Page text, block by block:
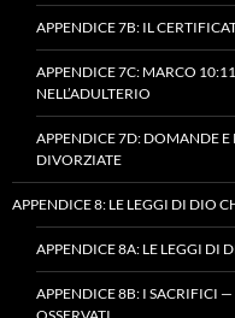
APPENDICE 7B: IL
APPENDICE 7C: MARCO
NELL’ADULTERIO
APPENDICE 7D: DOMANDE
DIVORZIATE
APPENDICE 8: LE LEGGI DI DIO
APPENDICE 8A: LE LEGGI DI
APPENDICE 8B: I SACRIFICI